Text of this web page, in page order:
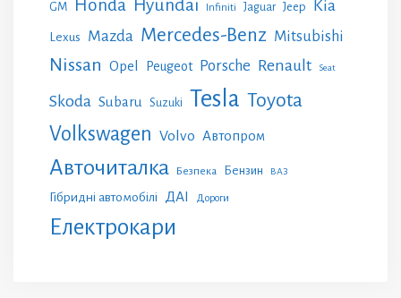
GM Honda Hyundai Infiniti Jaguar Jeep Kia
Lexus Mazda Mercedes-Benz Mitsubishi
Nissan Opel Peugeot Porsche Renault Seat
Skoda Subaru Suzuki Tesla Toyota
Volkswagen Volvo Автопром
Авточиталка Безпека Бензин ВАЗ
Гібридні автомобілі ДАІ Дороги
Електрокари